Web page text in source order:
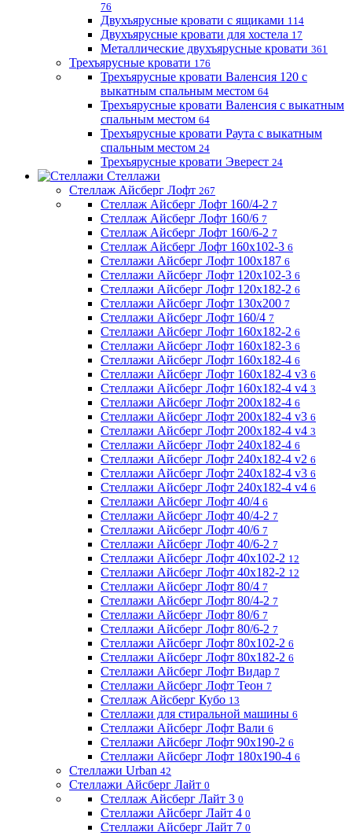
76
Двухъярусные кровати с ящиками 114
Двухъярусные кровати для хостела 17
Металлические двухъярусные кровати 361
Трехъярусные кровати 176
Трехъярусные кровати Валенсия 120 с
выкатным спальным местом 64
Трехъярусные кровати Валенсия с выкатным
спальным местом 64
Трехъярусные кровати Раута с выкатным
спальным местом 24
Трехъярусные кровати Эверест 24
Стеллажи
Стеллаж Айсберг Лофт 267
Стеллаж Айсберг Лофт 160/4-2 7
Стеллаж Айсберг Лофт 160/6 7
Стеллаж Айсберг Лофт 160/6-2 7
Стеллаж Айсберг Лофт 160х102-3 6
Стеллажи Айсберг Лофт 100х187 6
Стеллажи Айсберг Лофт 120х102-3 6
Стеллажи Айсберг Лофт 120х182-2 6
Стеллажи Айсберг Лофт 130х200 7
Стеллажи Айсберг Лофт 160/4 7
Стеллажи Айсберг Лофт 160х182-2 6
Стеллажи Айсберг Лофт 160х182-3 6
Стеллажи Айсберг Лофт 160х182-4 6
Стеллажи Айсберг Лофт 160х182-4 v3 6
Стеллажи Айсберг Лофт 160х182-4 v4 3
Стеллажи Айсберг Лофт 200х182-4 6
Стеллажи Айсберг Лофт 200х182-4 v3 6
Стеллажи Айсберг Лофт 200х182-4 v4 3
Стеллажи Айсберг Лофт 240х182-4 6
Стеллажи Айсберг Лофт 240х182-4 v2 6
Стеллажи Айсберг Лофт 240х182-4 v3 6
Стеллажи Айсберг Лофт 240х182-4 v4 6
Стеллажи Айсберг Лофт 40/4 6
Стеллажи Айсберг Лофт 40/4-2 7
Стеллажи Айсберг Лофт 40/6 7
Стеллажи Айсберг Лофт 40/6-2 7
Стеллажи Айсберг Лофт 40х102-2 12
Стеллажи Айсберг Лофт 40х182-2 12
Стеллажи Айсберг Лофт 80/4 7
Стеллажи Айсберг Лофт 80/4-2 7
Стеллажи Айсберг Лофт 80/6 7
Стеллажи Айсберг Лофт 80/6-2 7
Стеллажи Айсберг Лофт 80х102-2 6
Стеллажи Айсберг Лофт 80х182-2 6
Стеллажи Айсберг Лофт Видар 7
Стеллажи Айсберг Лофт Теон 7
Стеллаж Айсберг Кубо 13
Стеллажи для стиральной машины 6
Стеллажи Айсберг Лофт Вали 6
Стеллажи Айсберг Лофт 90х190-2 6
Стеллажи Айсберг Лофт 180х190-4 6
Стеллажи Urban 42
Стеллажи Айсберг Лайт 0
Стеллаж Айсберг Лайт 3 0
Стеллажи Айсберг Лайт 4 0
Стеллажи Айсберг Лайт 7 0